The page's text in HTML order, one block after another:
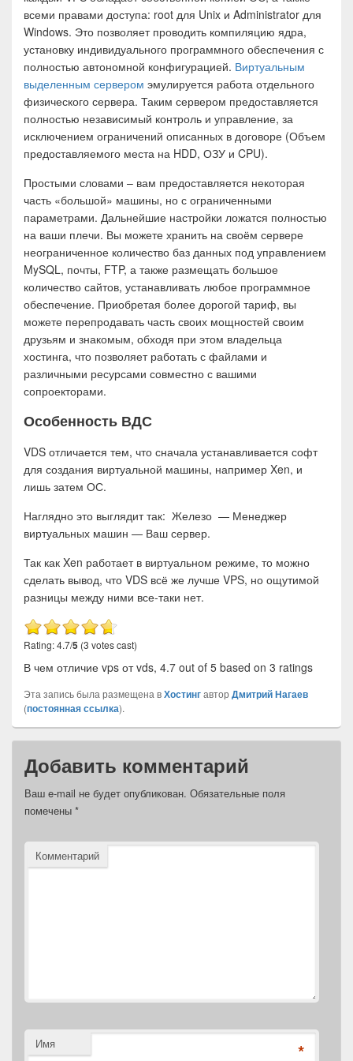
всеми правами доступа: root для Unix и Administrator для
Windows. Это позволяет проводить компиляцию ядра,
установку индивидуального программного обеспечения с
полностью автономной конфигурацией. Виртуальным
выделенным сервером эмулируется работа отдельного
физического сервера. Таким сервером предоставляется
полностью независимый контроль и управление, за
исключением ограничений описанных в договоре (Объем
предоставляемого места на HDD, ОЗУ и CPU).
Простыми словами – вам предоставляется некоторая
часть «большой» машины, но с ограниченными
параметрами. Дальнейшие настройки ложатся полностью
на ваши плечи. Вы можете хранить на своём сервере
неограниченное количество баз данных под управлением
MySQL, почты, FTP, а также размещать большое
количество сайтов, устанавливать любое программное
обеспечение. Приобретая более дорогой тариф, вы
можете перепродавать часть своих мощностей своим
друзьям и знакомым, обходя при этом владельца
хостинга, что позволяет работать с файлами и
различными ресурсами совместно с вашими
сопроекторами.
Особенность ВДС
VDS отличается тем, что сначала устанавливается софт
для создания виртуальной машины, например Xen, и
лишь затем ОС.
Наглядно это выглядит так: Железо — Менеджер
виртуальных машин — Ваш сервер.
Так как Xen работает в виртуальном режиме, то можно
сделать вывод, что VDS всё же лучше VPS, но ощутимой
разницы между ними все-таки нет.
Rating: 4.7/5 (3 votes cast)
В чем отличие vps от vds, 4.7 out of 5 based on 3 ratings
Эта запись была размещена вХостингавтор Дмитрий Нагаев
(постоянная ссылка).
Добавить комментарий
Ваш e-mail не будет опубликован. Обязательные поля
помечены *
Комментарий
Имя *